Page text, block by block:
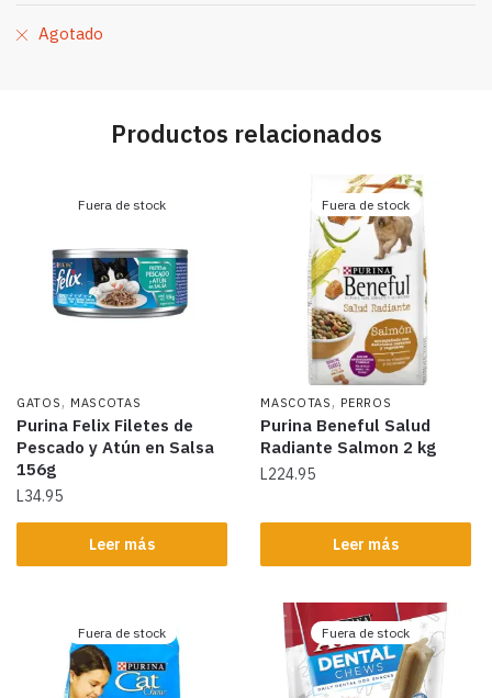
Agotado
Productos relacionados
Fuera de stock
GATOS , MASCOTAS
Purina Felix Filetes de
Pescado y Atún en Salsa
156g
L34.95
Leer más
Fuera de stock
MASCOTAS , PERROS
Purina Beneful Salud
Radiante Salmon 2 kg
L224.95
Leer más
Fuera de stock Fuera de stock